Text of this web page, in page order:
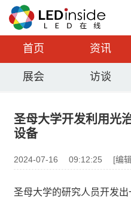
首页 资讯
展会 访谈
圣母大学开发利用光
设备
2024-07-16 09:12:25 [编
圣母大学的研究人员开发出